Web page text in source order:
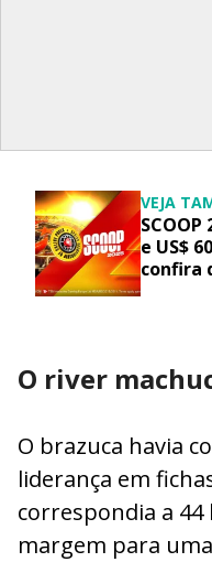
VEJA
e US$
confira
O river
O brazuca havia
liderança em
correspondia a
margem para